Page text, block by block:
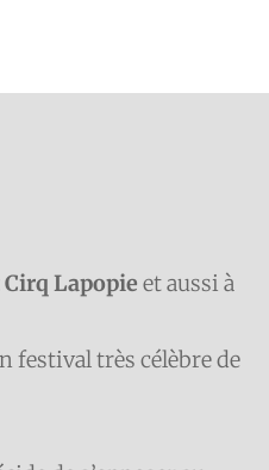
Lapopie et aussi à
festival très célèbre de